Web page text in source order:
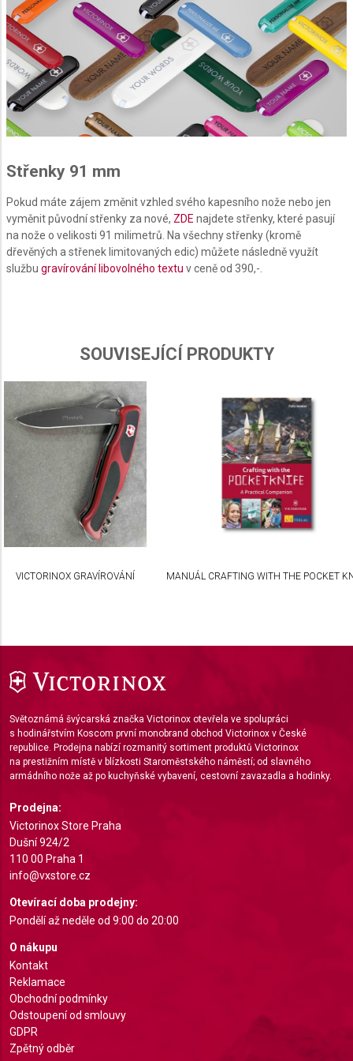
Střenky 91 mm
Pokud máte zájem změnit vzhled svého kapesního nože nebo jen
vyměnit původní střenky za nové, ZDE najdete střenky, které pasují
na nože o velikosti 91 milimetrů. Na všechny střenky (kromě
dřevěných a střenek limitovaných edic) můžete následně využít
službu gravírování libovolného textu v ceně od 390,-.
SOUVISEJÍCÍ PRODUKTY
VICTORINOX GRAVÍROVÁNÍ MANUÁL CRAFTING WITH THE POCKET
Světoznámá švýcarská značka Victorinox otevřela ve spolupráci
s hodinářstvím Koscom první monobrand obchod Victorinox v České
republice. Prodejna nabízí rozmanitý sortiment produktů Victorinox
na prestižním místě v blízkosti Staroměstského náměstí; od slavného
armádního nože až po kuchyňské vybavení, cestovní zavazadla a hodinky.
Prodejna:
Victorinox Store Praha
Dušní 924/2
110 00 Praha 1
info@vxstore.cz
Otevírací doba prodejny:
Pondělí až neděle od 9:00 do 20:00
O nákupu
Kontakt
Reklamace
Obchodní podmínky
Odstoupení od smlouvy
GDPR
Zpětný odběr
Use precise geolocation data
Identify devices based on information actively
requested
Non-IAB processing purposes:
Necessary
Performance
Functional
Advertising